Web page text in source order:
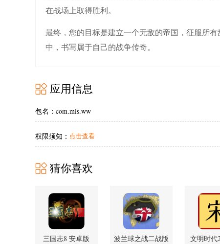
在战场上取得胜利。
最终，您的目标是建立一个无敌的帝国，征服所
中，书写属于自己的战争传奇。
应用信息
包名：com.mis.ww
权限须知： 点击查看
猜你喜欢
三国志8 安卓版
波兰球之战二战版
文明时代